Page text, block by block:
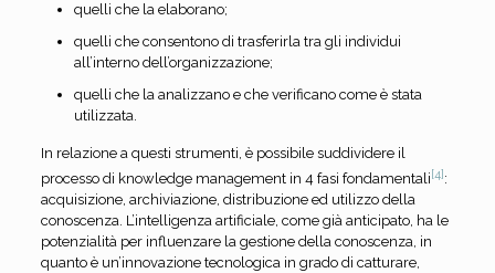
quelli che la elaborano;
quelli che consentono di trasferirla tra gli individui
all’interno dell’organizzazione;
quelli che la analizzano e che verificano come è stata
utilizzata.
In relazione a questi strumenti, è possibile suddividere il
processo di knowledge management in 4 fasi fondamentali[4]:
acquisizione, archiviazione, distribuzione ed utilizzo della
conoscenza. L’intelligenza artificiale, come già anticipato, ha le
potenzialità per influenzare la gestione della conoscenza, in
quanto è un’innovazione tecnologica in grado di catturare,